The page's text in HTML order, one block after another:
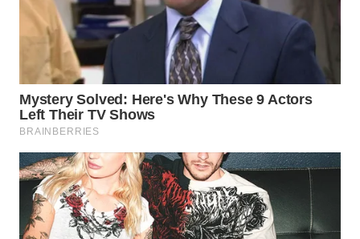
SUBANG
WN
SUKABUMI
WN
PURWAKARTA
WN
PRIANGAN
TIMUR